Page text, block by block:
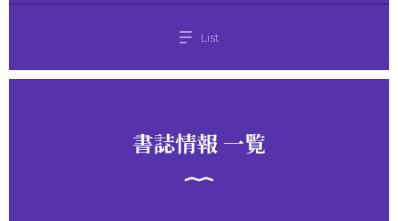
List
書誌情報 一覧